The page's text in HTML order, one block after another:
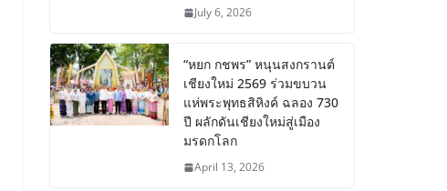
July 6, 2026
“หยก กชพร” หนุนสงกรานต์
เชียงใหม่ 2569 ร่วมขบวน
แห่พระพุทธสิหิงค์ ฉลอง 730
ปี ผลักดันเชียงใหม่สู่เมือง
มรดกโลก
April 13, 2026